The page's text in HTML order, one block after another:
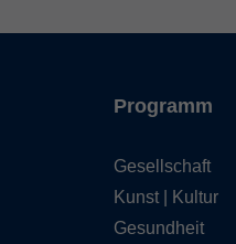
Programm
Gesellschaft
Kunst | Kultur
Gesundheit